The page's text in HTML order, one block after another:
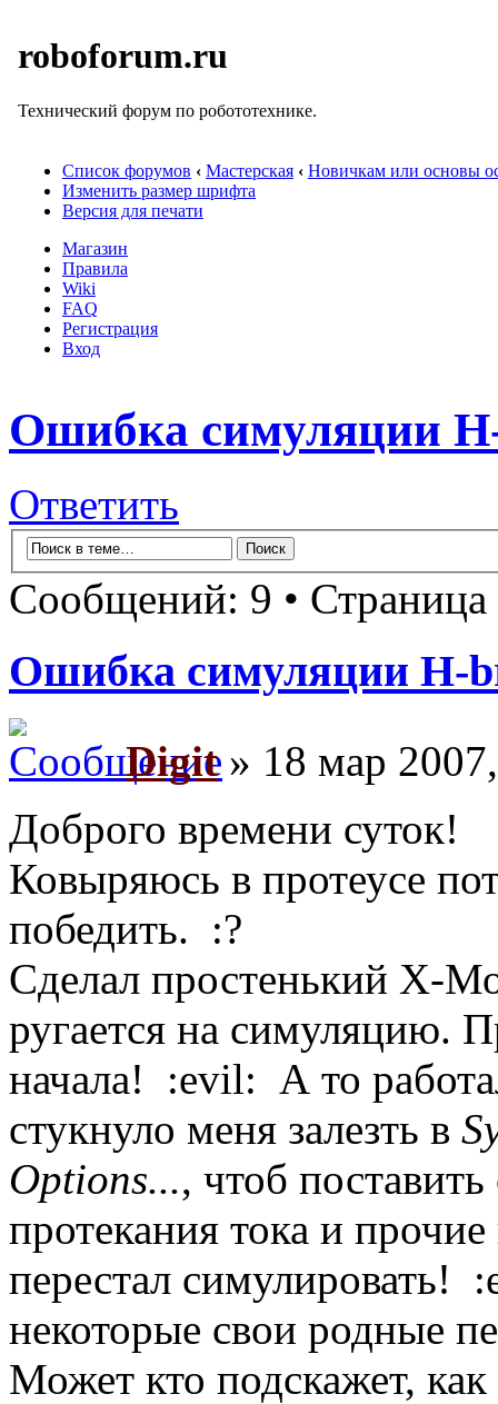
roboforum.ru
Технический форум по робототехнике.
Список форумов ‹ Мастерская ‹ Новичкам или основы
Изменить размер шрифта
Версия для печати
Магазин
Правила
Wiki
FAQ
Регистрация
Вход
Ошибка симуляции
Ответить
Сообщений: 9 • Страница
Ошибка симуляции H-
Digit» 18 мар
Доброго времени суток!
Ковыряюсь в протеусе
победить. :?
Сделал простенький Х-
ругается на симуляцию.
начала! :evil: А то
стукнуло меня залезть в
Options..., чтоб
протекания тока и
перестал
некоторые свои родные
Может кто подскажет,